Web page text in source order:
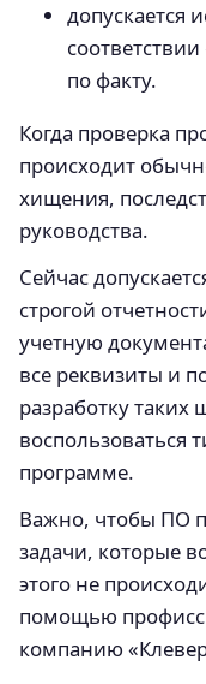
допускается
по факту.
Когда проверка
происходит
хищения,
руководства.
Сейчас
строгой
учетную
все реквизиты и
разработку
программе.
Важно, чтобы ПО
задачи, которые
этого не
помощью
компанию